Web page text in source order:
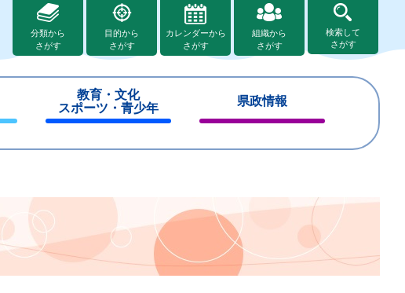
分類から
さがす
目的から
さがす
カレンダーから
さがす
組織から
さがす
検索して
さがす
教育・文化
スポーツ・青少年
じ
県政情報
じ